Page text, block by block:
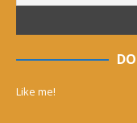
Like me!